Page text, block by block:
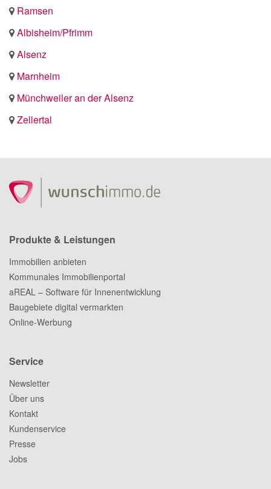
Ramsen
Albisheim/Pfrimm
Alsenz
Marnheim
Münchweiler an der Alsenz
Zellertal
Produkte & Leistungen
Immobilien anbieten
Kommunales Immobilienportal
aREAL – Software für Innenentwicklung
Baugebiete digital vermarkten
Online-Werbung
Service
Newsletter
Über uns
Kontakt
Kundenservice
Presse
Jobs